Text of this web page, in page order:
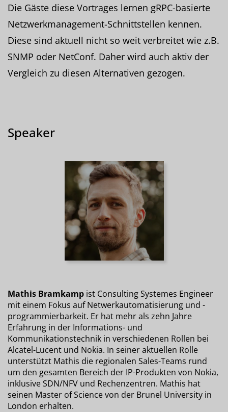
Die Gäste diese Vortrages lernen gRPC-basierte
Netzwerkmanagement-Schnittstellen kennen.
Diese sind aktuell nicht so weit verbreitet wie z.B.
SNMP oder NetConf. Daher wird auch aktiv der
Vergleich zu diesen Alternativen gezogen.
Speaker
Mathis Bramkamp ist Consulting Systemes Engineer
mit einem Fokus auf Netwerkautomatisierung und -
programmierbarkeit. Er hat mehr als zehn Jahre
Erfahrung in der Informations- und
Kommunikationstechnik in verschiedenen Rollen bei
Alcatel-Lucent und Nokia. In seiner aktuellen Rolle
unterstützt Mathis die regionalen Sales-Teams rund
um den gesamten Bereich der IP-Produkten von Nokia,
inklusive SDN/NFV und Rechenzentren. Mathis hat
seinen Master of Science von der Brunel University in
London erhalten.